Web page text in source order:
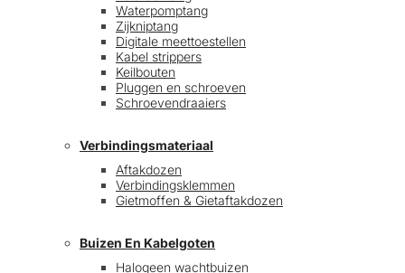
Waterpomptang
Zijkniptang
Digitale meettoestellen
Kabel strippers
Keilbouten
Pluggen en schroeven
Schroevendraaiers
Verbindingsmateriaal
Aftakdozen
Verbindingsklemmen
Gietmoffen & Gietaftakdozen
Buizen En Kabelgoten
Halogeen wachtbuizen